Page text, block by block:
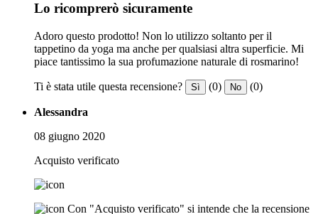
Lo ricomprerò sicuramente
Adoro questo prodotto! Non lo utilizzo soltanto per il
tappetino da yoga ma anche per qualsiasi altra superficie. Mi
piace tantissimo la sua profumazione naturale di rosmarino!
Ti è stata utile questa recensione? Sì (0) No (0)
Alessandra
08 giugno 2020
Acquisto verificato
Con "Acquisto verificato" si intende che la recensione